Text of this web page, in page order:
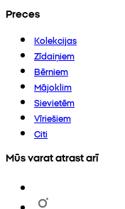
Preces
Kolekcijas
Zīdaiņiem
Bērniem
Mājoklim
Sievietēm
Vīriešiem
Citi
Mūs varat atrast arī